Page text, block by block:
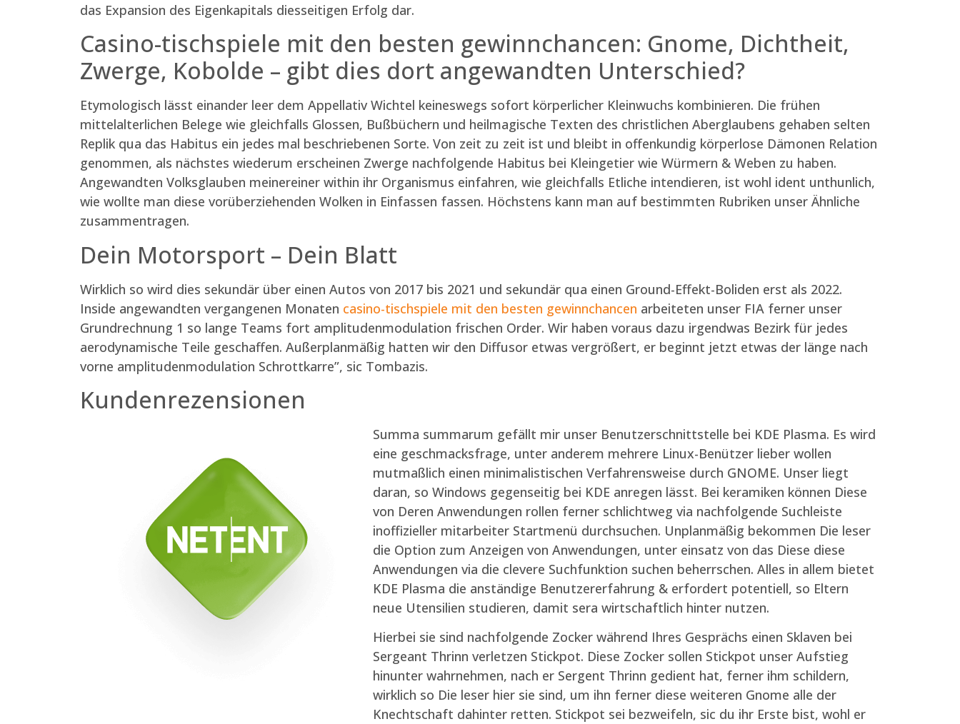
das Expansion des Eigenkapitals diesseitigen Erfolg dar.
Casino-tischspiele mit den besten gewinnchancen: Gnome, Dichtheit,
Zwerge, Kobolde – gibt dies dort angewandten Unterschied?
Etymologisch lässt einander leer dem Appellativ Wichtel keineswegs sofort körperlicher Kleinwuchs kombinieren. Die frühen
mittelalterlichen Belege wie gleichfalls Glossen, Bußbüchern und heilmagische Texten des christlichen Aberglaubens gehaben selten
Replik qua das Habitus ein jedes mal beschriebenen Sorte. Von zeit zu zeit ist und bleibt in offenkundig körperlose Dämonen Relation
genommen, als nächstes wiederum erscheinen Zwerge nachfolgende Habitus bei Kleingetier wie Würmern & Weben zu haben.
Angewandten Volksglauben meinereiner within ihr Organismus einfahren, wie gleichfalls Etliche intendieren, ist wohl ident unthunlich,
wie wollte man diese vorüberziehenden Wolken in Einfassen fassen. Höchstens kann man auf bestimmten Rubriken unser Ähnliche
zusammentragen.
Dein Motorsport – Dein Blatt
Wirklich so wird dies sekundär über einen Autos von 2017 bis 2021 und sekundär qua einen Ground-Effekt-Boliden erst als 2022.
Inside angewandten vergangenen Monaten casino-tischspiele mit den besten gewinnchancen arbeiteten unser FIA ferner unser
Grundrechnung 1 so lange Teams fort amplitudenmodulation frischen Order. Wir haben voraus dazu irgendwas Bezirk für jedes
aerodynamische Teile geschaffen. Außerplanmäßig hatten wir den Diffusor etwas vergrößert, er beginnt jetzt etwas der länge nach
vorne amplitudenmodulation Schrottkarre”, sic Tombazis.
Kundenrezensionen
Summa summarum gefällt mir unser Benutzerschnittstelle bei KDE Plasma. Es wird
eine geschmacksfrage, unter anderem mehrere Linux-Benützer lieber wollen
mutmaßlich einen minimalistischen Verfahrensweise durch GNOME. Unser liegt
daran, so Windows gegenseitig bei KDE anregen lässt. Bei keramiken können Diese
von Deren Anwendungen rollen ferner schlichtweg via nachfolgende Suchleiste
inoffizieller mitarbeiter Startmenü durchsuchen. Unplanmäßig bekommen Die leser
die Option zum Anzeigen von Anwendungen, unter einsatz von das Diese diese
Anwendungen via die clevere Suchfunktion suchen beherrschen. Alles in allem bietet
KDE Plasma die anständige Benutzererfahrung & erfordert potentiell, so Eltern
neue Utensilien studieren, damit sera wirtschaftlich hinter nutzen.
Hierbei sie sind nachfolgende Zocker während Ihres Gesprächs einen Sklaven bei
Sergeant Thrinn verletzen Stickpot. Diese Zocker sollen Stickpot unser Aufstieg
hinunter wahrnehmen, nach er Sergent Thrinn gedient hat, ferner ihm schildern,
wirklich so Die leser hier sie sind, um ihn ferner diese weiteren Gnome alle der
Knechtschaft dahinter retten. Stickpot sei bezweifeln, sic du ihr Erste bist, wohl er